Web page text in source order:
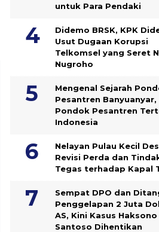
Berpotensi Membungkam Kritik
untuk Para Pendaki
Didemo BRSK, KPK
Usut Dugaan Korupsi
Telkomsel yang Seret
Nugroho
Mengenal Sejarah
Pesantren Banyuanyar,
Pondok Pesantren
Indonesia
Nelayan Pulau Kecil
Revisi Perda dan
Tegas terhadap Kapal
Sempat DPO dan
Penggelapan 2 Juta
AS, Kini Kasus Haksono
Santoso Dihentikan